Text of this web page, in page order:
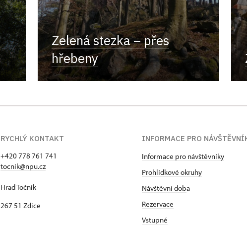
Zelená stezka – přes
hřebeny
RYCHLÝ KONTAKT
+420 778 761 741
tocnik@npu.cz
Hrad Točník
267 51 Zdice
INFORMACE PRO
Informace pro návštěvníky
Prohlídkové okruhy
Návštěvní doba
Rezervace
Vstupné